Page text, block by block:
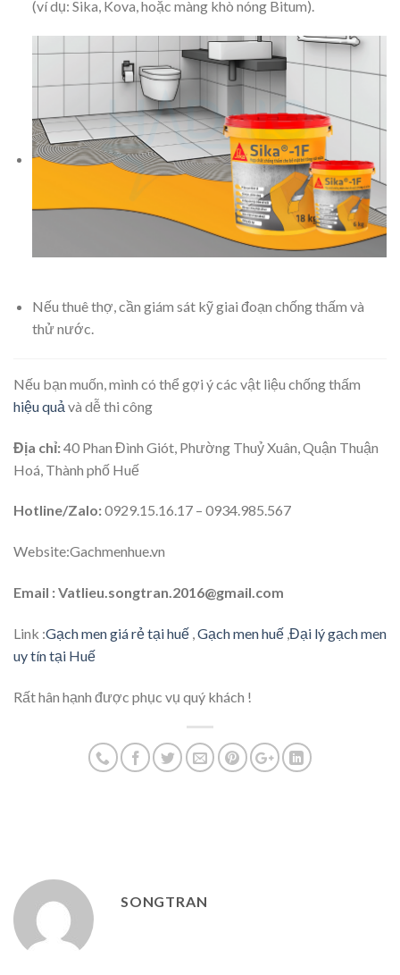
(ví dụ: Sika, Kova, hoặc màng khò nóng Bitum).
Nếu thuê thợ, cần giám sát kỹ giai đoạn chống thấm và
thử nước.
Nếu bạn muốn, mình có thể gợi ý các vật liệu chống thấm
hiệu quả và dễ thi công
Địa chỉ:40 Phan Đình Giót, Phường Thuỷ Xuân, Quận Thuận
Hoá, Thành phố Huế
Hotline/Zalo:0929.15.16.17 – 0934.985.567
Website:Gachmenhue.vn
Email : Vatlieu.songtran.2016@gmail.com
Link :Gạch men giá rẻ tại huế Gạch men huế Đại lý gạch men
uy tín tại Huế
Rất hân hạnh được phục vụ quý khách !
SONGTRAN